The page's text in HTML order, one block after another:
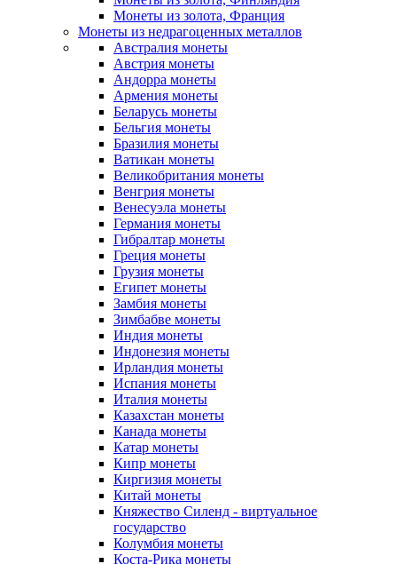
Монеты из золота, Франция
Монеты из недрагоценных металлов
Австралия монеты
Австрия монеты
Андорра монеты
Армения монеты
Беларусь монеты
Бельгия монеты
Бразилия монеты
Ватикан монеты
Великобритания монеты
Венгрия монеты
Венесуэла монеты
Германия монеты
Гибралтар монеты
Греция монеты
Грузия монеты
Египет монеты
Замбия монеты
Зимбабве монеты
Индия монеты
Индонезия монеты
Ирландия монеты
Испания монеты
Италия монеты
Казахстан монеты
Канада монеты
Катар монеты
Кипр монеты
Киргизия монеты
Китай монеты
Княжество Силенд - виртуальное
государство
Колумбия монеты
Коста-Рика монеты